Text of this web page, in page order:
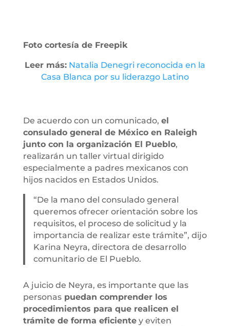
Foto cortesía de Freepik
Leer más: Natalia Denegri reconocida en la
Casa Blanca por su liderazgo Latino
De acuerdo con un comunicado, el
consulado general de México en Raleigh
junto con la organización El Pueblo,
realizarán un taller virtual dirigido
especialmente a padres mexicanos con
hijos nacidos en Estados Unidos.
“De la mano del consulado general
queremos ofrecer orientación sobre los
requisitos, el proceso de solicitud y la
importancia de realizar este trámite”, dijo
Karina Neyra, directora de desarrollo
comunitario de El Pueblo.
A juicio de Neyra, es importante que las
personaspuedan comprender los
procedimientos para que realicen el
trámite de forma eficientey eviten